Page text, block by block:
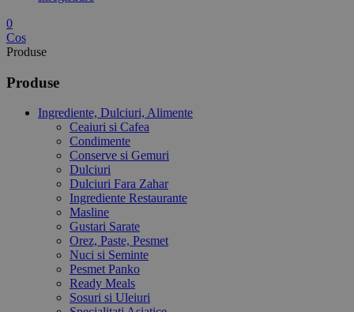
0
Cos
Produse
Produse
Ingrediente, Dulciuri, Alimente
Ceaiuri si Cafea
Condimente
Conserve si Gemuri
Dulciuri
Dulciuri Fara Zahar
Ingrediente Restaurante
Masline
Gustari Sarate
Orez, Paste, Pesmet
Nuci si Seminte
Pesmet Panko
Ready Meals
Sosuri si Uleiuri